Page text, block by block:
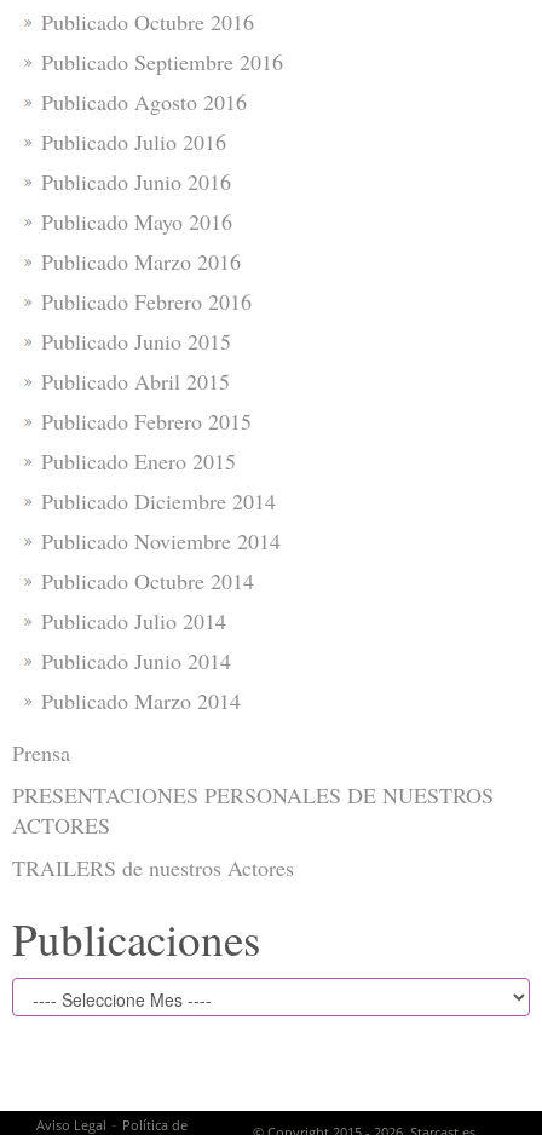
Publicado Octubre 2016
Publicado Septiembre 2016
Publicado Agosto 2016
Publicado Julio 2016
Publicado Junio 2016
Publicado Mayo 2016
Publicado Marzo 2016
Publicado Febrero 2016
Publicado Junio 2015
Publicado Abril 2015
Publicado Febrero 2015
Publicado Enero 2015
Publicado Diciembre 2014
Publicado Noviembre 2014
Publicado Octubre 2014
Publicado Julio 2014
Publicado Junio 2014
Publicado Marzo 2014
Prensa
PRESENTACIONES PERSONALES DE NUESTROS
ACTORES
TRAILERS de nuestros Actores
Publicaciones
Aviso Legal - Política de